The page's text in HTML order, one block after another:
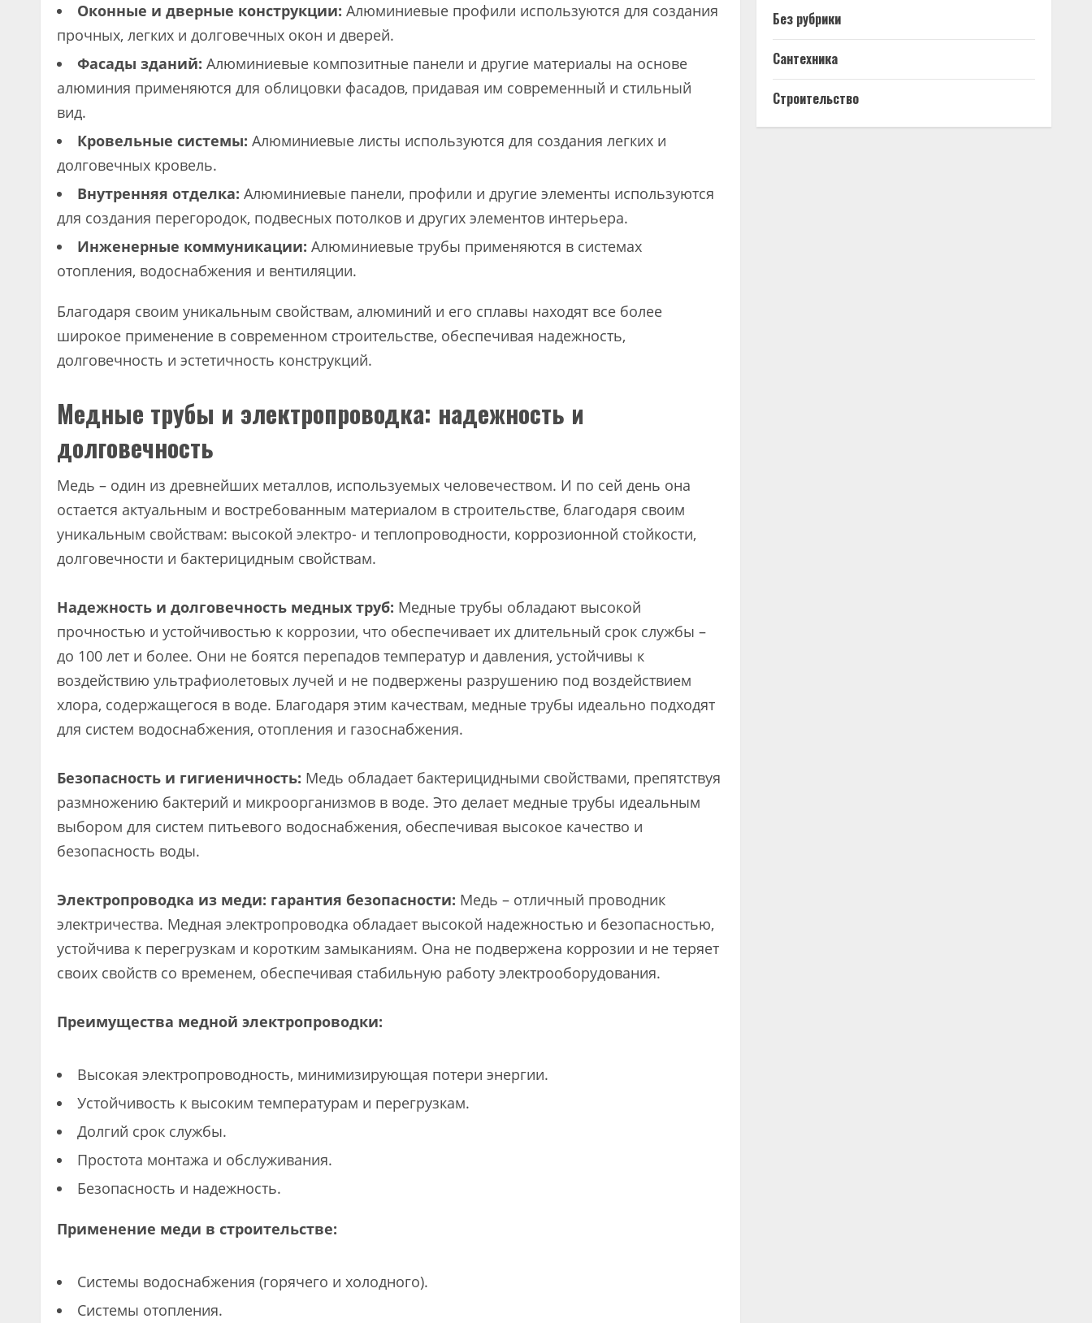
Оконные и дверные конструкции: Алюминиевые профили используются для создания
прочных, легких и долговечных окон и дверей.
Фасады зданий: Алюминиевые композитные панели и другие материалы на основе
алюминия применяются для облицовки фасадов, придавая им современный и стильный
вид.
Кровельные системы: Алюминиевые листы используются для создания легких и
долговечных кровель.
Внутренняя отделка: Алюминиевые панели, профили и другие элементы используются
для создания перегородок, подвесных потолков и других элементов интерьера.
Инженерные коммуникации: Алюминиевые трубы применяются в системах
отопления, водоснабжения и вентиляции.
Благодаря своим уникальным свойствам, алюминий и его сплавы находят все более
широкое применение в современном строительстве, обеспечивая надежность,
долговечность и эстетичность конструкций.
Медные трубы и электропроводка: надежность и
долговечность
Медь – один из древнейших металлов, используемых человечеством. И по сей день она
остается актуальным и востребованным материалом в строительстве, благодаря своим
уникальным свойствам: высокой электро- и теплопроводности, коррозионной стойкости,
долговечности и бактерицидным свойствам.
Надежность и долговечность медных труб: Медные трубы обладают высокой
прочностью и устойчивостью к коррозии, что обеспечивает их длительный срок службы –
до 100 лет и более. Они не боятся перепадов температур и давления, устойчивы к
воздействию ультрафиолетовых лучей и не подвержены разрушению под воздействием
хлора, содержащегося в воде. Благодаря этим качествам, медные трубы идеально подходят
для систем водоснабжения, отопления и газоснабжения.
Безопасность и гигиеничность: Медь обладает бактерицидными свойствами, препятствуя
размножению бактерий и микроорганизмов в воде. Это делает медные трубы идеальным
выбором для систем питьевого водоснабжения, обеспечивая высокое качество и
безопасность воды.
Электропроводка из меди: гарантия безопасности: Медь – отличный проводник
электричества. Медная электропроводка обладает высокой надежностью и безопасностью,
устойчива к перегрузкам и коротким замыканиям. Она не подвержена коррозии и не теряет
своих свойств со временем, обеспечивая стабильную работу электрооборудования.
Преимущества медной электропроводки:
Высокая электропроводность, минимизирующая потери энергии.
Устойчивость к высоким температурам и перегрузкам.
Долгий срок службы.
Простота монтажа и обслуживания.
Безопасность и надежность.
Применение меди в строительстве:
Системы водоснабжения (горячего и холодного).
Системы отопления.
Без рубрики
Сантехника
Строительство